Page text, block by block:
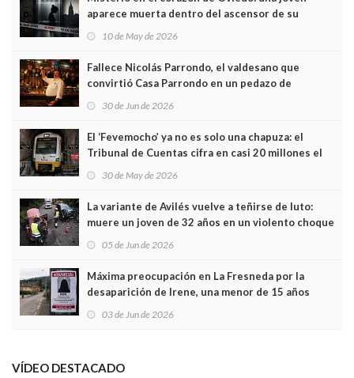
aparece muerta dentro del ascensor de su
edificio y las cámaras captan sus últimos minutos
10 de May de 2026
Fallece Nicolás Parrondo, el valdesano que
convirtió Casa Parrondo en un pedazo de
Asturias en Madrid
30 de Jun de 2026
El ‘Fevemocho’ ya no es solo una chapuza: el
Tribunal de Cuentas cifra en casi 20 millones el
sobrecoste de los trenes que no cabían por los
30 de May de 2026
La variante de Avilés vuelve a teñirse de luto:
muere un joven de 32 años en un violento choque
frontal
05 de Jun de 2026
Máxima preocupación en La Fresneda por la
desaparición de Irene, una menor de 15 años
03 de Jun de 2026
VÍDEO DESTACADO